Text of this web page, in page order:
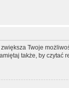
Twoje
także, by czytać